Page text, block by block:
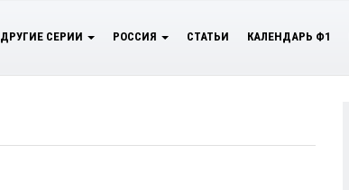
ДРУГИЕ СЕРИИ РОССИЯ СТАТЬИ КАЛЕНДАРЬ Ф1